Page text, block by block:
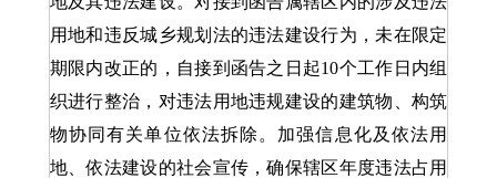
用地和违反城乡规划法的违法建设行为，未在限定
期限内改正的，自接到函告之日起10个工作日内组
织进行整治，对违法用地违规建设的建筑物、构筑
物协同有关单位依法拆除。加强信息化及依法用
地、依法建设的社会宣传，确保辖区年度违法占用